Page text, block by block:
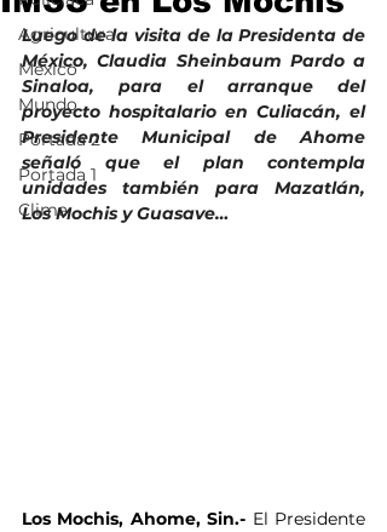
Agricultura
México
Mundo
Portada 2
Portada 1
Clima
Luego de la visita de la Presidenta de
México, Claudia Sheinbaum Pardo a
Sinaloa, para el arranque del
proyecto hospitalario en Culiacán, el
Presidente Municipal de Ahome
señaló que el plan contempla
unidades también para Mazatlán,
Los Mochis y Guasave…
Los Mochis, Ahome, Sin.- El Presidente